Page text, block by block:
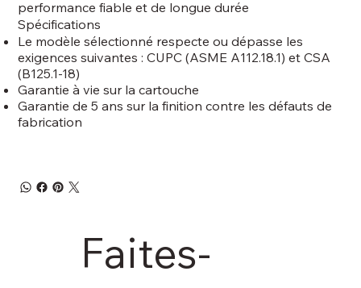
performance fiable et de longue durée
Spécifications
Le modèle sélectionné respecte ou dépasse les
exigences suivantes : CUPC (ASME A112.18.1) et CSA
(B125.1-18)
Garantie à vie sur la cartouche
Garantie de 5 ans sur la finition contre les défauts de
fabrication
Faites-